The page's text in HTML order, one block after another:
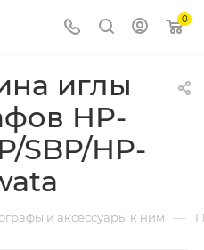
0
иглы
HP-
SBP/HP-
и аксессуары к ним — I